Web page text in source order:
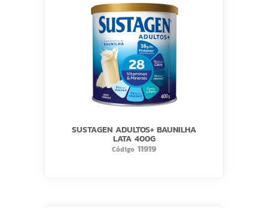
SUSTAGEN ADULTOS+ BAUNILHA
LATA 400G
Código 11919